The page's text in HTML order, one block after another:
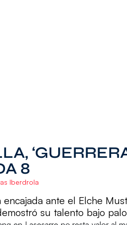
8
Iberdrola
ante el Elche
su talento bajo